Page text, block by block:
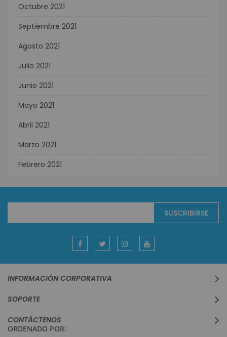
Octubre 2021
Septiembre 2021
Agosto 2021
Julio 2021
Junio 2021
Mayo 2021
Abril 2021
Marzo 2021
Febrero 2021
boletín
SUSCRIBIRSE
INFORMACIÓN CORPORATIVA
SOPORTE
CONTÁCTENOS
ORDENADO POR: